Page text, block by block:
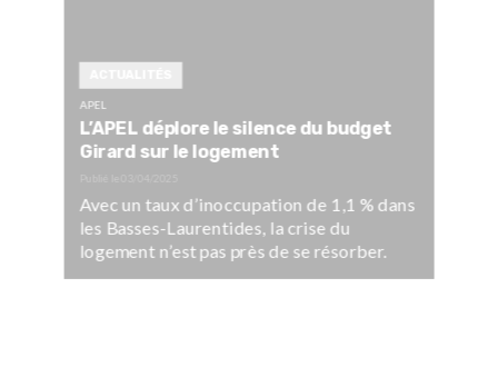
APEL
L’APEL déplore le silence du budget
Girard sur le logement
Avec un taux d’inoccupation de 1,1 % dans
les Basses-Laurentides, la crise du
logement n’est pas près de se résorber.